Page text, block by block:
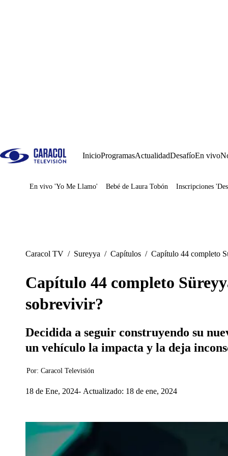
InicioProgramasActualidadDesafíoEn vivo
Juegos
En vivo 'Yo Me Llamo' Bebé de Laura Tobón Inscripciones
Caracol TV / Sureyya / Capítulos / Capítulo 44 completo
Capítulo 44 completo
sobrevivir?
Decidida a seguir construyendo su
un vehículo la impacta y la deja
Por: Caracol Televisión
18 de Ene, 2024 Actualizado: 18 de ene, 2024